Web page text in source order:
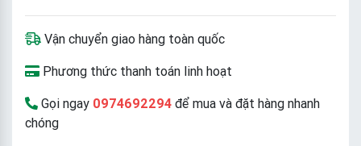
Vận chuyển giao hàng toàn quốc
Phương thức thanh toán linh hoạt
Gọi ngay 0974692294 để mua và đặt hàng nhanh
chóng